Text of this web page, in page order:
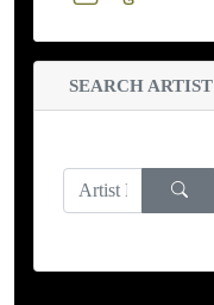
SEARCH ARTIST